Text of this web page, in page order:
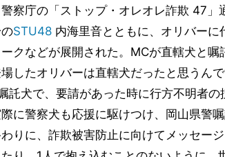
察庁の「ストップ・オレオレ詐欺 47」
STU48 内海里音とともに、オリバーに
クなどが展開された。MCが直轄犬と嘱
したオリバーは直轄犬だったと思うん
託犬で、要請があった時に行方不明者の
に警察犬も応援に駆けつけ、岡山県警
りに、詐欺被害防止に向けてメッセー